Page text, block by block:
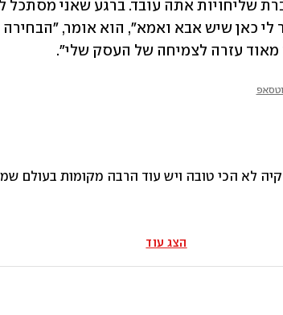
לא הכי טובה ויש עוד הרבה מקומות בעולם
הצג עוד